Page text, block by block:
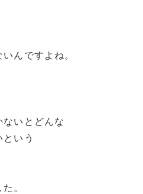
んですよね。
ないとどんな
いう
。